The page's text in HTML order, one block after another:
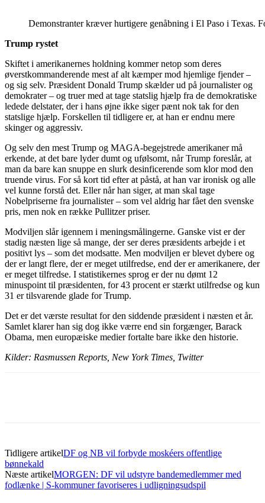
Demonstranter kræver hurtigere genåbning i El Paso i Texas.
Trump rystet
Skiftet i amerikanernes holdning kommer netop som deres
øverstkommanderende mest af alt kæmper mod hjemlige fjender –
og sig selv. Præsident Donald Trump skælder ud på journalister og
demokrater – og truer med at tage statslig hjælp fra de demokratiske
ledede delstater, der i hans øjne ikke siger pænt nok tak for den
statslige hjælp. Forskellen til tidligere er, at han er endnu mere
skinger og aggressiv.
Og selv den mest Trump og MAGA-begejstrede amerikaner må
erkende, at det bare lyder dumt og ufølsomt, når Trump foreslår, at
man da bare kan snuppe en slurk desinficerende som klor mod den
truende virus. For så kort tid efter at påstå, at han var ironisk og alle
vel kunne forstå det. Eller når han siger, at man skal tage
Nobelpriserne fra journalister – som vel aldrig har fået den svenske
pris, men nok en række Pullitzer priser.
Modviljen slår igennem i meningsmålingerne. Ganske vist er der
stadig næsten lige så mange, der ser deres præsidents arbejde i et
positivt lys – som det modsatte. Men modviljen er blevet dybere og
der er langt flere, der er meget utilfredse, end der er amerikanere, der
er meget tilfredse. I statistikernes sprog er der nu dømt 12
minuspoint til præsidenten, for 43 procent er stærkt utilfredse og kun
31 er tilsvarende glade for Trump.
Det er det værste resultat for den siddende præsident i næsten et år.
Samlet klarer han sig dog ikke værre end sin forgænger, Barack
Obama, men europæiske medier fortalte bare ikke den historie.
Kilder: Rasmussen Reports, New York Times, Twitter
Tidligere artikelDF og NB vil forbyde moskéers offentlige
bønnekald
Næste artikelMORGEN: DF vil udstyre bandemedlemmer med
fodlænke | S-kommuner favoriseres i udligningsudspil